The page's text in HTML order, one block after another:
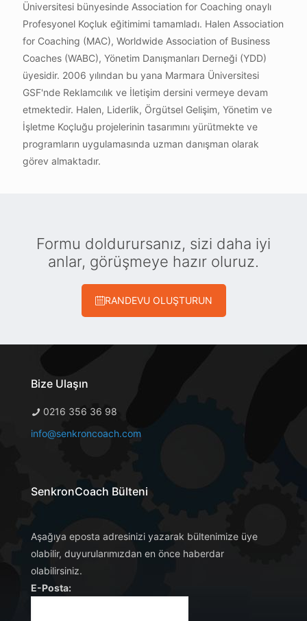
Üniversitesi bünyesinde Association for Coaching onaylı
Profesyonel Koçluk eğitimimi tamamladı. Halen Association
for Coaching (MAC), Worldwide Association of Business
Coaches (WABC), Yönetim Danışmanları Derneği (YDD)
üyesidir. 2006 yılından bu yana Marmara Üniversitesi
GSF'nde Reklamcılık ve İletişim dersini vermeye devam
etmektedir. Halen, Liderlik, Örgütsel Gelişim, Yönetim ve
İşletme Koçluğu projelerinin tasarımını yürütmekte ve
programların uygulamasında uzman danışman olarak
görev almaktadır.
Formu doldurursanız, sizi daha iyi
anlar, görüşmeye hazır oluruz.
RANDEVU OLUŞTURUN
Bize Ulaşın
0216 356 36 98
info@senkroncoach.com
SenkronCoach Bülteni
Aşağıya eposta adresinizi yazarak bültenimize üye
olabilir, duyurularımızdan en önce haberdar
olabilirsiniz.
E-Posta: